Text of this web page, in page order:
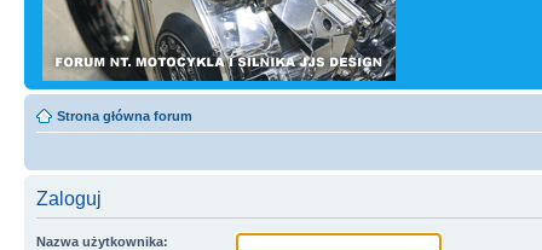
Strona główna forum
Zaloguj
Nazwa użytkownika: